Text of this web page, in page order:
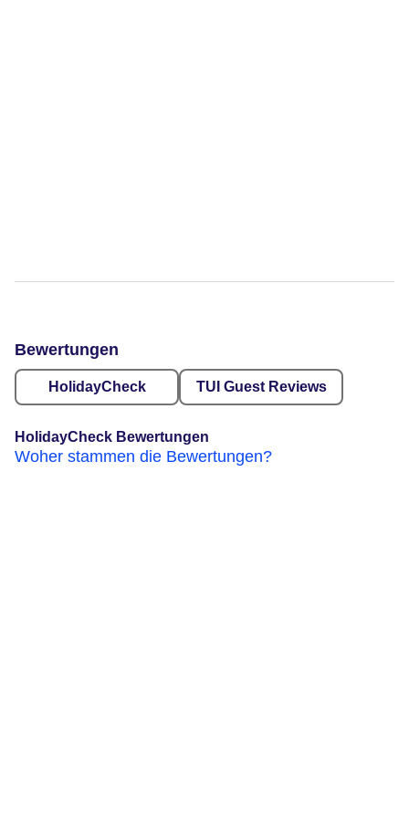
Bewertungen
HolidayCheck TUI Guest Reviews
HolidayCheck Bewertungen
Woher stammen die Bewertungen?